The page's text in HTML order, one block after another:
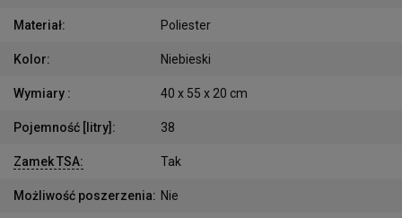
Materiał: Poliester
Kolor: Niebieski
Wymiary : 40 x 55 x 20 cm
Pojemność [litry] : 38
Zamek TSA: Tak
Możliwość poszerzenia: Nie